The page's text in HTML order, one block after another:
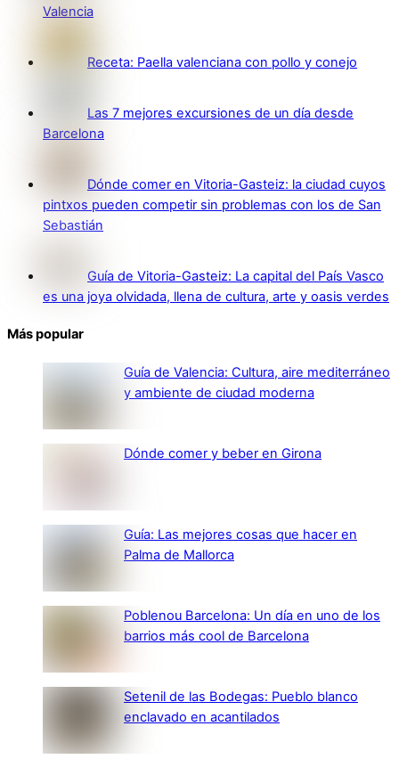
Valencia
Receta: Paella valenciana con pollo y conejo
Las 7 mejores excursiones de un día desde
Barcelona
Dónde comer en Vitoria-Gasteiz: la ciudad cuyos
pintxos pueden competir sin problemas con los de San
Sebastián
Guía de Vitoria-Gasteiz: La capital del País Vasco
es una joya olvidada, llena de cultura, arte y oasis verdes
Más popular
Guía de Valencia: Cultura, aire mediterráneo
y ambiente de ciudad moderna
Dónde comer y beber en Girona
Guía: Las mejores cosas que hacer en
Palma de Mallorca
Poblenou Barcelona: Un día en uno de los
barrios más cool de Barcelona
Setenil de las Bodegas: Pueblo blanco
enclavado en acantilados